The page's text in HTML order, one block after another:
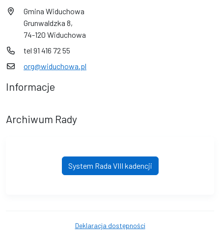
Gmina Widuchowa
Grunwaldzka 8,
74-120 Widuchowa
tel 91 416 72 55
org@widuchowa.pl
Informacje
Archiwum Rady
System Rada VIII kadencji
Deklaracja dostępności